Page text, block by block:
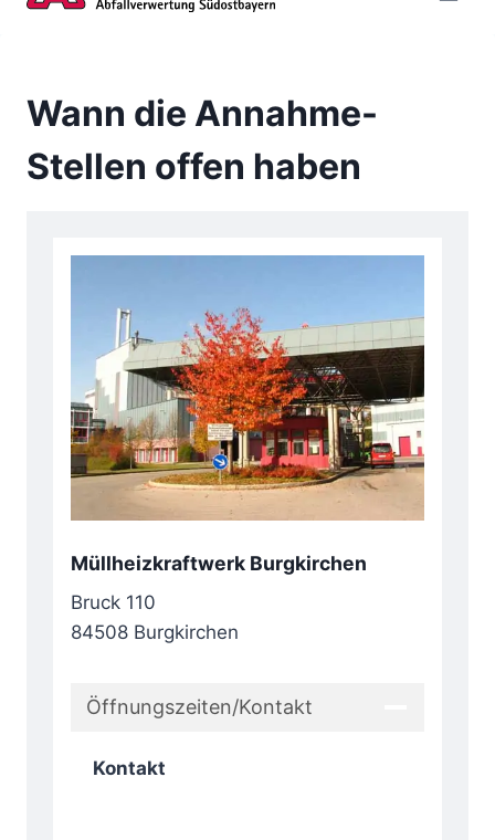
Wann die Annahme-
Stellen offen haben
Müllheizkraftwerk Burgkirchen
Bruck 110
84508 Burgkirchen
Öffnungszeiten/Kontakt
Kontakt